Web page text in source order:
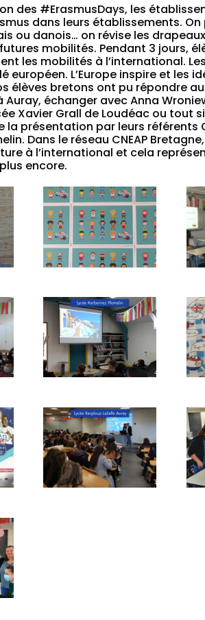
des #ErasmusDays, les
dans leurs établissements.
ou danois… on révise les
mobilités. Pendant 3 jours,
les mobilités à l’international.
européen. L’Europe inspire et les
élèves bretons ont pu répondre
Auray, échanger avec Anna
Xavier Grall de Loudéac ou tout
la présentation par leurs référents
Dans le réseau CNEAP
à l’international et cela
encore.